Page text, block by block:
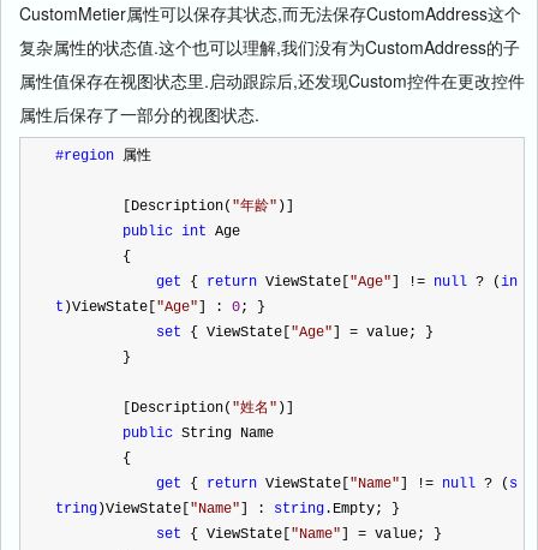
CustomMetier属性可以保存其状态,而无法保存CustomAddress这个
复杂属性的状态值.这个也可以理解,我们没有为CustomAddress的子
属性值保存在视图状态里.启动跟踪后,还发现Custom控件在更改控件
属性后保存了一部分的视图状态.
#region 属性
        [Description(
"年龄" )]
public int Age
        {
get { return ViewState[ "Age" != null ? (in
t )ViewState[ "Age" ] : 0; }
set { ViewState[ "Age" = value; }
        }
        [Description(
"姓名 " )]
public String Name
        {
get { return ViewState[ "Name" != null ? ( s
tring )ViewState[ "Name" ] : string.Empty; }
set { ViewState[ "Name" = value; }